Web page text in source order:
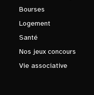
Bourses
Logement
Santé
Nos jeux concours
Vie associative